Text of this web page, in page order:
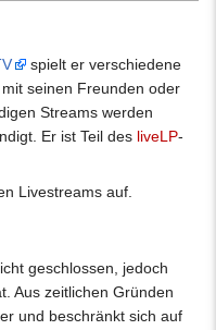
spielt er verschiedene
seinen Freunden oder
Streams werden
Er ist Teil des liveLP-
Livestreams auf.
geschlossen, jedoch
Aus zeitlichen Gründen
und beschränkt sich auf